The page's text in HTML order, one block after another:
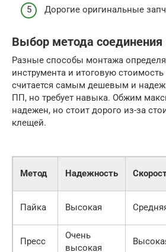
Дорогие оригинальные
Выбор метода соединения
Разные способы монтажа
инструмента и итоговую
считается самым дешевым и
ПП, но требует навыка. Обжим
надежен, но стоит дорого из-за
клещей.
Метод Надежность
Пайка Высокая
Пресс
Очень
высокая